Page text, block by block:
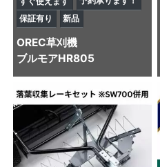
保証有り
新品
OREC草刈機
ブルモアHR805